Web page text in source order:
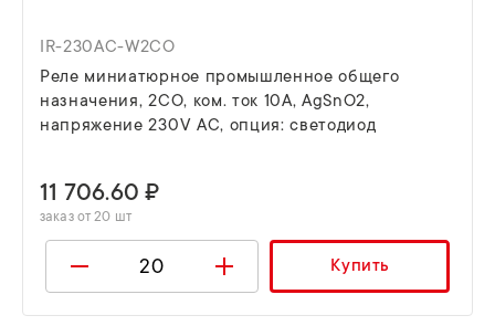
IR-230AC-W2CO
Реле миниатюрное промышленное общего
назначения, 2CO, ком. ток 10А, AgSnO2,
напряжение 230V AC, опция: светодиод
11 706.60 ₽
заказ от 20 шт
Купить